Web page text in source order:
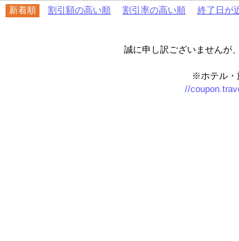
新着順 割引額の高い順 割引率の高い順 終了日が
誠に申し訳ございませんが
※ホテル・
//